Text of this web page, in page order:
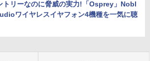
トリーなのに脅威の実力!「Osprey」Nobl
ワイヤレスイヤフォン4機種を一気に聴